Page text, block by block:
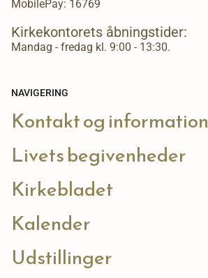
MobilePay: 16769
Kirkekontorets åbningstider:
Mandag - fredag kl. 9:00 - 13:30.
NAVIGERING
Kontakt og information
Livets begivenheder
Kirkebladet
Kalender
Udstillinger